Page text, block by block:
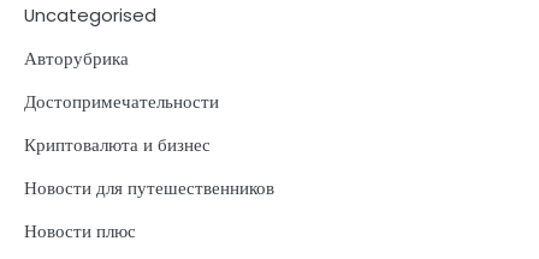
Uncategorised
Авторубрика
Достопримечательности
Криптовалюта и бизнес
Новости для путешественников
Новости плюс